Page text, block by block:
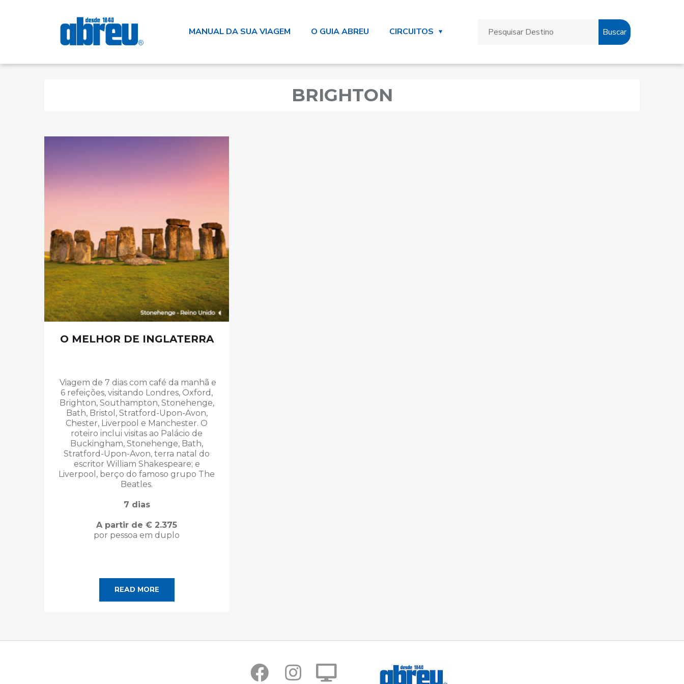
MANUAL DA SUA VIAGEM O GUIA ABREU CIRCUITOS Buscar
BRIGHTON
O MELHOR DE INGLATERRA
Viagem de 7 dias com café da manhã e
6 refeições,visitando Londres, Oxford,
Brighton, Southampton, Stonehenge,
Bath, Bristol, Stratford-Upon-Avon,
Chester, Liverpool e Manchester. O
roteiro inclui visitas ao Palácio de
Buckingham, Stonehenge, Bath,
Stratford-Upon-Avon, terra natal do
escritor William Shakespeare; e
Liverpool, berço do famoso grupo The
Beatles.
7 dias
A partir de € 2.375
por pessoa em duplo
READ MORE